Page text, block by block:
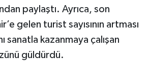
paylaştı. Ayrıca, son
gelen turist sayısının artması
sanatla kazanmaya çalışan
güldürdü.